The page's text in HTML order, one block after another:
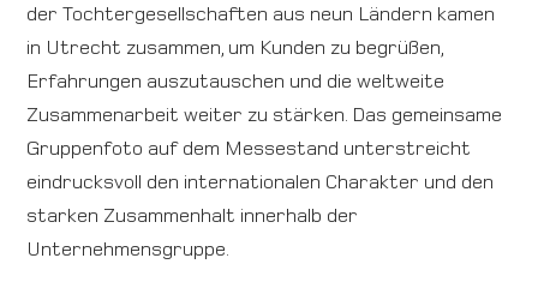
der Tochtergesellschaften aus neun Ländern kamen
in Utrecht zusammen, um Kunden zu begrüßen,
Erfahrungen auszutauschen und die weltweite
Zusammenarbeit weiter zu stärken. Das gemeinsame
Gruppenfoto auf dem Messestand unterstreicht
eindrucksvoll den internationalen Charakter und den
starken Zusammenhalt innerhalb der
Unternehmensgruppe.